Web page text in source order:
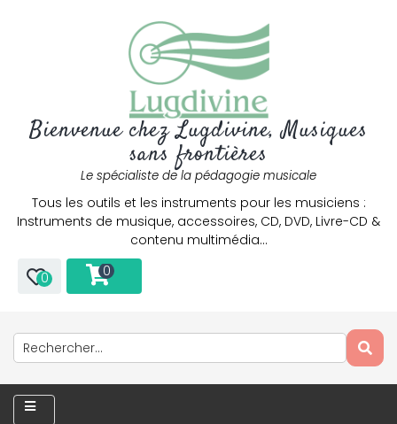
Bienvenue chez Lugdivine, Musiques
sans frontières
Le spécialiste de la pédagogie musicale
Tous les outils et les instruments pour les musiciens :
Instruments de musique, accessoires, CD, DVD, Livre-CD &
contenu multimédia…
0 0